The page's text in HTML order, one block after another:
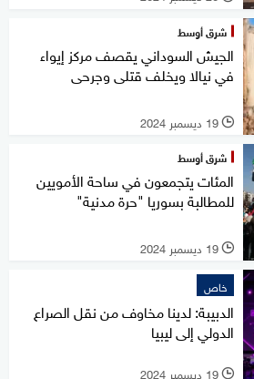
شرق أوسط
الجيش السوداني يقصف مركز إيواء
في نيالا ويخلف قتلى وجرحى
l 19 ديسمبر 2024
شرق أوسط
المئات يتجمعون في ساحة الأمويين
للمطالبة بسوريا "حرة مدنية"
l 19 ديسمبر 2024
خاص
الدبيبة: لدينا مخاوف من نقل الصراع
الدولي إلى ليبيا
l 19 ديسمبر 2024